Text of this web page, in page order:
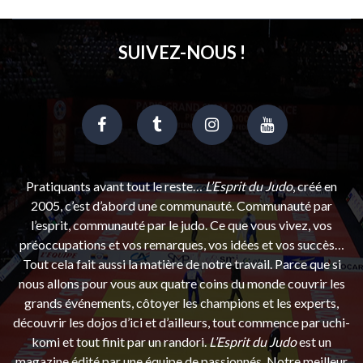
SUIVEZ-NOUS !
Pratiquants avant tout le reste…L’Esprit du Judo, créé en
2005, c’est d’abord une communauté. Communauté par
l’esprit, communauté par le judo. Ce que vous vivez, vos
préoccupations et vos remarques, vos idées et vos succès…
Tout cela fait aussi la matière de notre travail. Parce que si
nous allons pour vous aux quatre coins du monde couvrir les
grands événements, côtoyer les champions et les experts,
découvrir les dojos d’ici et d’ailleurs, tout commence par uchi-
komi et tout finit par un randori.L’Esprit du Judoest un